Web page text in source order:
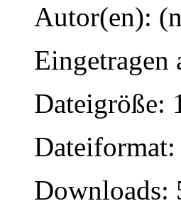
Autor(en):
Eingetragen
Dateigröße:
Downloads: